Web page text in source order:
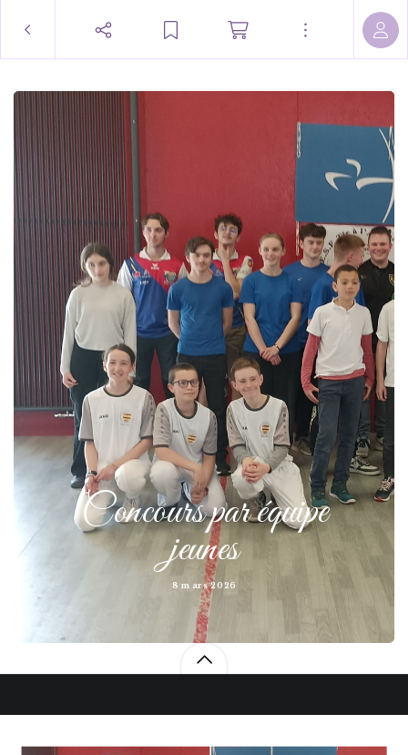
Concours par équipe
jeunes
8 mars 2026